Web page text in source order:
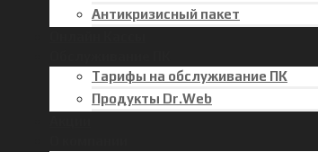
Антикризисный пакет
Тарифы на обслуживание ПК
Продукты Dr.Web